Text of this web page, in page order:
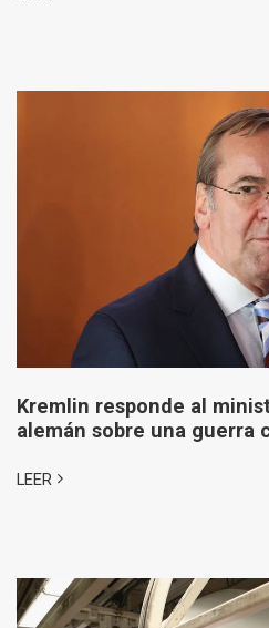
Kremlin responde al
alemán sobre una guerra
LEER